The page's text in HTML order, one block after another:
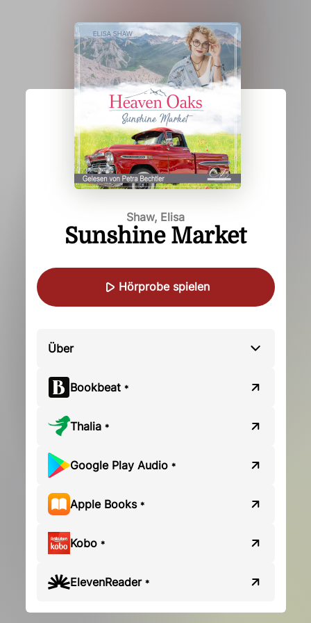
Shaw, Elisa
Sunshine Market
Hörprobe spielen
Über
Bookbeat *
Thalia *
Google Play Audio *
Apple Books *
Kobo *
ElevenReader *